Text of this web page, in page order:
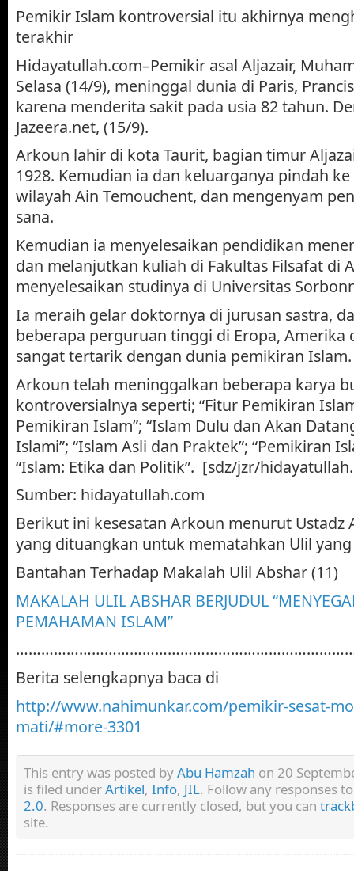
Pemikir Islam kontroversial itu akhirnya
terakhir
Hidayatullah.com–Pemikir asal Aljazair,
Selasa (14/9), meninggal dunia di Paris,
karena menderita sakit pada usia 82 tahun.
Jazeera.net, (15/9).
Arkoun lahir di kota Taurit, bagian timur
1928. Kemudian ia dan keluarganya pindah ke
wilayah Ain Temouchent, dan mengenyam
sana.
Kemudian ia menyelesaikan pendidikan
dan melanjutkan kuliah di Fakultas Filsafat di
menyelesaikan studinya di Universitas
Ia meraih gelar doktornya di jurusan sastra,
beberapa perguruan tinggi di Eropa, Amerika
sangat tertarik dengan dunia pemikiran Islam.
Arkoun telah meninggalkan beberapa karya
kontroversialnya seperti; “Fitur Pemikiran
Pemikiran Islam”; “Islam Dulu dan Akan
Islami”; “Islam Asli dan Praktek”; “Pemikiran
“Islam: Etika dan Politik”. [sdz/jzr/
Sumber: hidayatullah.com
Berikut ini kesesatan Arkoun menurut Ustadz
yang dituangkan untuk mematahkan Ulil
Bantahan Terhadap Makalah Ulil Abshar (11)
MAKALAH ULIL ABSHAR BERJUDUL
PEMAHAMAN ISLAM”
Berita selengkapnya baca di
http://www.nahimunkar.com/pemikir-sesat-
mati/#more-3301
This entry was posted byAbu Hamzah on 20
is filed underArtikel, Info, JIL. Follow any responses
2.0. Responses are currently closed, but you can
site.